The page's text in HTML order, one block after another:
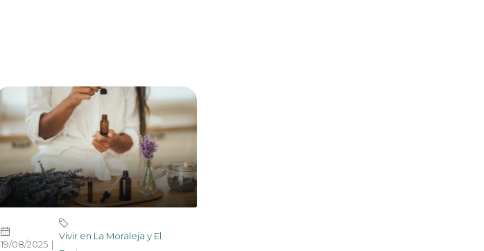
19/08/2025
Vivir en La Moraleja y El